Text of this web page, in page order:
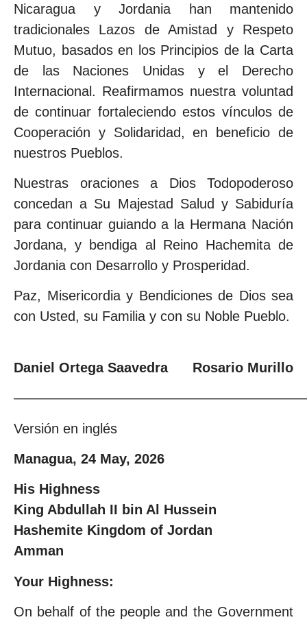
Nicaragua y Jordania han mantenido
tradicionales Lazos de Amistad y Respeto
Mutuo, basados en los Principios de la Carta
de las Naciones Unidas y el Derecho
Internacional. Reafirmamos nuestra voluntad
de continuar fortaleciendo estos vínculos de
Cooperación y Solidaridad, en beneficio de
nuestros Pueblos.
Nuestras oraciones a Dios Todopoderoso
concedan a Su Majestad Salud y Sabiduría
para continuar guiando a la Hermana Nación
Jordana, y bendiga al Reino Hachemita de
Jordania con Desarrollo y Prosperidad.
Paz, Misericordia y Bendiciones de Dios sea
con Usted, su Familia y con su Noble Pueblo.
Daniel Ortega Saavedra Rosario Murillo
Versión en inglés
Managua, 24 May, 2026
His Highness
King Abdullah II bin Al Hussein
Hashemite Kingdom of Jordan
Amman
Your Highness:
On behalf of the people and the Government